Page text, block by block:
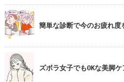
簡単な診断で今のお疲れ度
ズボラ女子でもOKな美脚ケ